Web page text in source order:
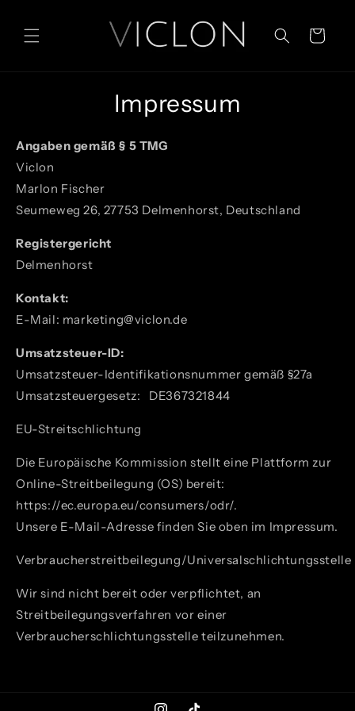
Inhalt
Warenkorb
Impressum
Angaben gemäß § 5 TMG
Viclon
Marlon Fischer
Seumeweg 26, 27753 Delmenhorst, Deutschland
Registergericht
Delmenhorst
Kontakt:
E-Mail: marketing@viclon.de
Umsatzsteuer-ID:
Umsatzsteuer-Identifikationsnummer gemäß §27a
Umsatzsteuergesetz: DE367321844
EU-Streitschlichtung
Die Europäische Kommission stellt eine Plattform zur
Online-Streitbeilegung (OS) bereit:
https://ec.europa.eu/consumers/odr/.
Unsere E-Mail-Adresse finden Sie oben im Impressum.
Verbraucherstreitbeilegung/Universalschlichtungsstelle
Wir sind nicht bereit oder verpflichtet, an
Streitbeilegungsverfahren vor einer
Verbraucherschlichtungsstelle teilzunehmen.